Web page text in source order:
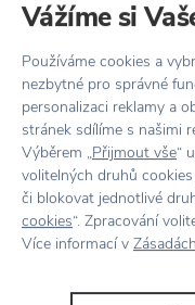
Vážíme si
Používáme cookies a
nezbytné pro správné
personalizaci reklamy a
stránek sdílíme s našimi
Výběrem „Přijmout vše“
volitelných druhů
či blokovat jednotlivé
cookies“. Zpracování
Více informací v